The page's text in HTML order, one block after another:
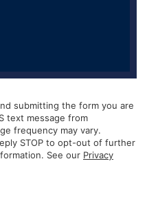
submitting the form you are
text message from
frequency may vary.
STOP to opt-out of further
See our Privacy